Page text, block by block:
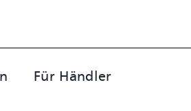
Für Händler